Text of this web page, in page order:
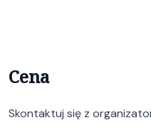
Cena
Skontaktuj się z